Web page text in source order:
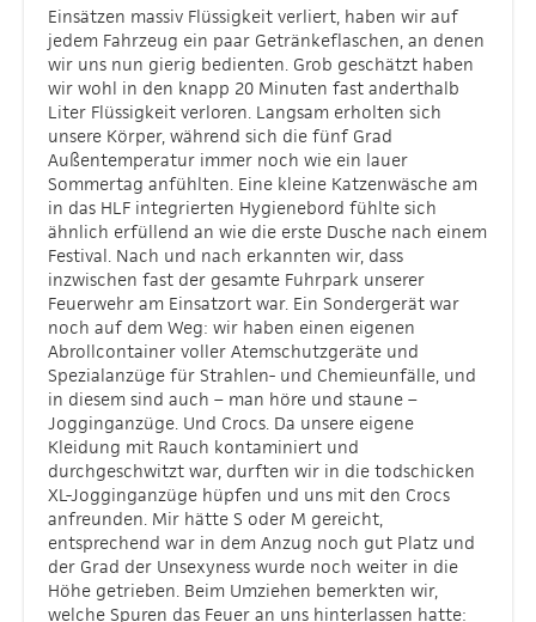
Einsätzen massiv Flüssigkeit verliert, haben wir auf
jedem Fahrzeug ein paar Getränkeflaschen, an denen
wir uns nun gierig bedienten. Grob geschätzt haben
wir wohl in den knapp 20 Minuten fast anderthalb
Liter Flüssigkeit verloren. Langsam erholten sich
unsere Körper, während sich die fünf Grad
Außentemperatur immer noch wie ein lauer
Sommertag anfühlten. Eine kleine Katzenwäsche am
in das HLF integrierten Hygienebord fühlte sich
ähnlich erfüllend an wie die erste Dusche nach einem
Festival. Nach und nach erkannten wir, dass
inzwischen fast der gesamte Fuhrpark unserer
Feuerwehr am Einsatzort war. Ein Sondergerät war
noch auf dem Weg: wir haben einen eigenen
Abrollcontainer voller Atemschutzgeräte und
Spezialanzüge für Strahlen- und Chemieunfälle, und
in diesem sind auch – man höre und staune –
Jogginganzüge. Und Crocs. Da unsere eigene
Kleidung mit Rauch kontaminiert und
durchgeschwitzt war, durften wir in die todschicken
XL-Jogginganzüge hüpfen und uns mit den Crocs
anfreunden. Mir hätte S oder M gereicht,
entsprechend war in dem Anzug noch gut Platz und
der Grad der Unsexyness wurde noch weiter in die
Höhe getrieben. Beim Umziehen bemerkten wir,
welche Spuren das Feuer an uns hinterlassen hatte: